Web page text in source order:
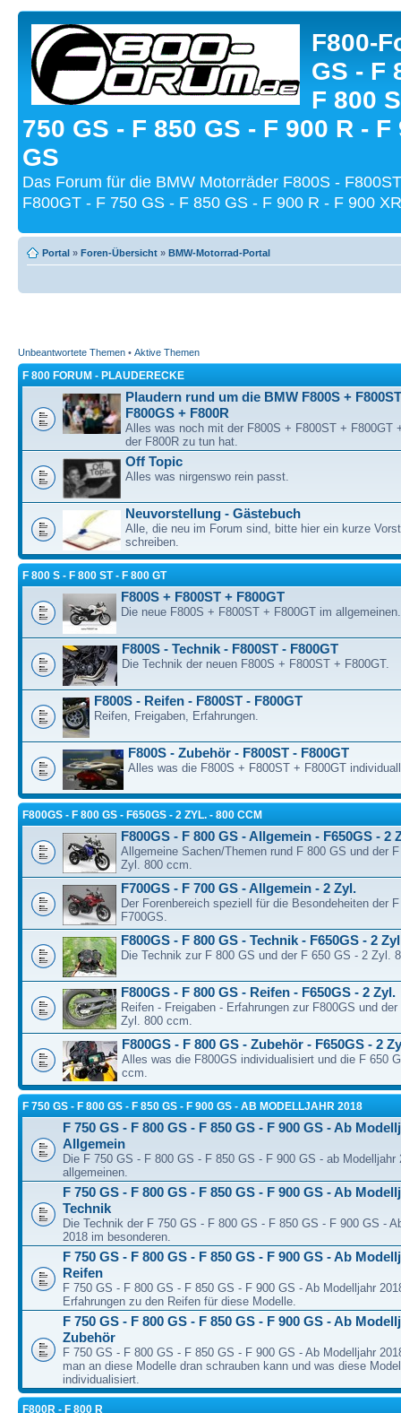
F800-
GS - F
F 800
750 GS - F 850 GS - F 900 R - F
GS
Das Forum für die BMW Motorräder F800S -
F800GT - F 750 GS - F 850 GS - F 900 R - F 900
Portal » Foren-Übersicht » BMW-Motorrad-Portal
Unbeantwortete Themen • Aktive Themen
F 800 FORUM - PLAUDERECKE
Plaudern rund um die BMW F800S +
F800GS + F800R
Alles was noch mit der F800S + F800ST + F800GT
der F800R zu tun hat.
Off Topic
Alles was nirgenswo rein passt.
Neuvorstellung - Gästebuch
Alle, die neu im Forum sind, bitte hier ein kurze
schreiben.
F 800 S - F 800 ST - F 800 GT
F800S + F800ST + F800GT
Die neue F800S + F800ST + F800GT im allgemeinen.
F800S - Technik - F800ST - F800GT
Die Technik der neuen F800S + F800ST + F800GT.
F800S - Reifen - F800ST - F800GT
Reifen, Freigaben, Erfahrungen.
F800S - Zubehör - F800ST - F800GT
Alles was die F800S + F800ST + F800GT
F800GS - F 800 GS - F650GS - 2 ZYL. - 800 CCM
F800GS - F 800 GS - Allgemein - F650GS - 2
Allgemeine Sachen/Themen rund F 800 GS und der
Zyl. 800 ccm.
F700GS - F 700 GS - Allgemein - 2 Zyl.
Der Forenbereich speziell für die Besondeheiten der
F700GS.
F800GS - F 800 GS - Technik - F650GS - 2
Die Technik zur F 800 GS und der F 650 GS - 2 Zyl.
F800GS - F 800 GS - Reifen - F650GS - 2 Zyl.
Reifen - Freigaben - Erfahrungen zur F800GS und
Zyl. 800 ccm.
F800GS - F 800 GS - Zubehör - F650GS - 2
Alles was die F800GS individualisiert und die F 650
ccm.
F 750 GS - F 800 GS - F 850 GS - F 900 GS - AB MODELLJAHR 2018
F 750 GS - F 800 GS - F 850 GS - F 900 GS - Ab
Allgemein
Die F 750 GS - F 800 GS - F 850 GS - F 900 GS - ab Modelljahr
allgemeinen.
F 750 GS - F 800 GS - F 850 GS - F 900 GS - Ab
Technik
Die Technik der F 750 GS - F 800 GS - F 850 GS - F 900 GS -
2018 im besonderen.
F 750 GS - F 800 GS - F 850 GS - F 900 GS - Ab
Reifen
F 750 GS - F 800 GS - F 850 GS - F 900 GS - Ab Modelljahr
Erfahrungen zu den Reifen für diese Modelle.
F 750 GS - F 800 GS - F 850 GS - F 900 GS - Ab
Zubehör
F 750 GS - F 800 GS - F 850 GS - F 900 GS - Ab Modelljahr
man an diese Modelle dran schrauben kann und was diese
individualisiert.
F800R - F 800 R